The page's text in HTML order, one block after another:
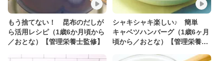
もう捨てない！ 昆布のだしが
ら活用レシピ（1歳6か月頃から
／おとな）【管理栄養士監修】
シャキシャキ楽しい♪ 簡単
キャベツハンバーグ（1歳6ヶ月
頃から／おとな）【管理栄養士